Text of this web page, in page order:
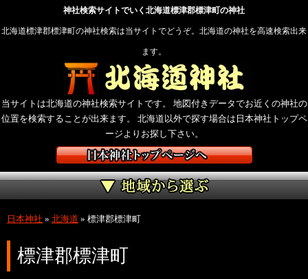
神社検索サイトでいく北海道標津郡標津町の神社
北海道標津郡標津町の神社検索は当サイトでどうぞ。北海道の神社を高速検索出来
ます。
当サイトは北海道の神社検索サイトです。 地図付きデータでお近くの神社の
位置を検索することが出来ます。 北海道以外で探す場合は日本神社トップペ
ージよりお探し下さい。
日本神社 » 北海道 » 標津郡標津町
標津郡標津町